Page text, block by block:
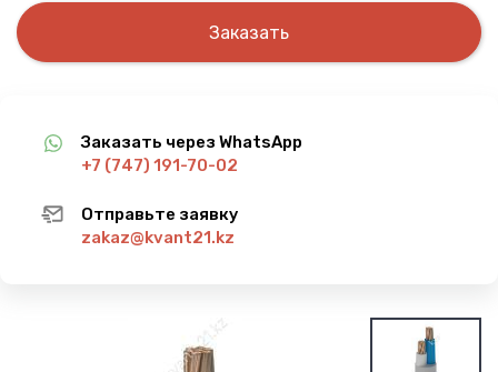
Заказать
Заказать через WhatsApp
+7 (747) 191-70-02
Отправьте заявку
zakaz@kvant21.kz